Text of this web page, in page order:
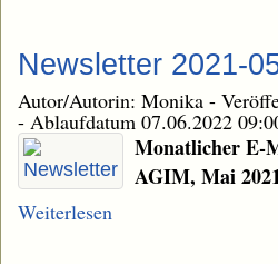
Newsletter 2021-
Autor/Autorin: Monika -
- Ablaufdatum 07.06.2022
Monatlicher E-
AGIM, Mai
Weiterlesen